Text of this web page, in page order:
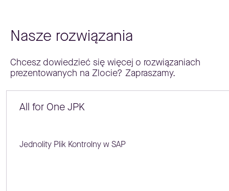
Nasze rozwiązania
Chcesz dowiedzieć się więcej o rozwiązaniach
prezentowanych na Zlocie? Zapraszamy.
All for One JPK
Jednolity Plik Kontrolny w SAP